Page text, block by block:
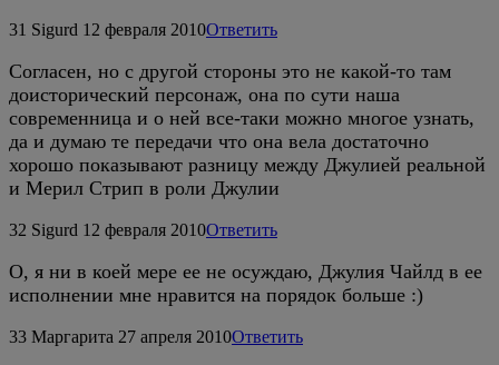
31 Sigurd 12 февраля 2010Ответить
Согласен, но с другой стороны это не какой-то там
доисторический персонаж, она по сути наша
современница и о ней все-таки можно многое узнать,
да и думаю те передачи что она вела достаточно
хорошо показывают разницу между Джулией реальной
и Мерил Стрип в роли Джулии
32 Sigurd 12 февраля 2010Ответить
О, я ни в коей мере ее не осуждаю, Джулия Чайлд в ее
исполнении мне нравится на порядок больше :)
33 Маргарита 27 апреля 2010Ответить